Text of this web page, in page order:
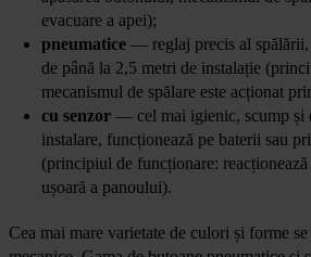
evacuare a apei);
pneumatice — reglaj precis al spălării,
de până la 2,5 metri de instalație
mecanismul de spălare este acționat
cu senzor — cel mai igienic, scump și
instalare, funcționează pe baterii sau
(principiul de funcționare: reacționează
ușoară a panoului).
Cea mai mare varietate de culori și forme